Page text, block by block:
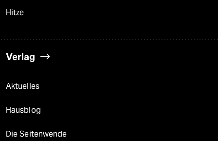
Hitze
Verlag
Aktuelles
Hausblog
Die Seitenwende